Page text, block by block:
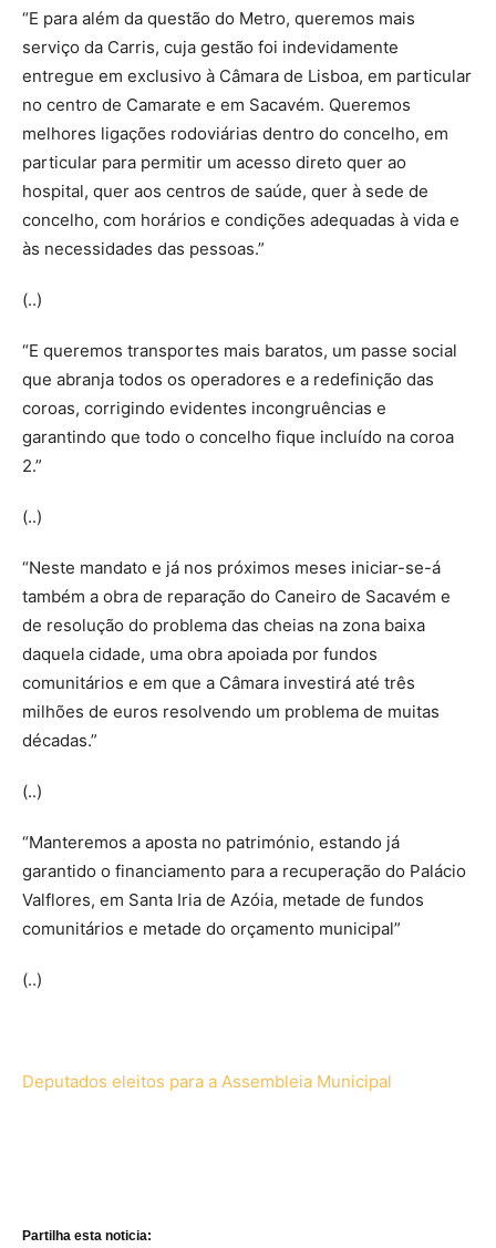
“E para além da questão do Metro, queremos mais
serviço da Carris, cuja gestão foi indevidamente
entregue em exclusivo à Câmara de Lisboa, em particular
no centro de Camarate e em Sacavém. Queremos
melhores ligações rodoviárias dentro do concelho, em
particular para permitir um acesso direto quer ao
hospital, quer aos centros de saúde, quer à sede de
concelho, com horários e condições adequadas à vida e
às necessidades das pessoas.”
(..)
“E queremos transportes mais baratos, um passe social
que abranja todos os operadores e a redefinição das
coroas, corrigindo evidentes incongruências e
garantindo que todo o concelho fique incluído na coroa
2.”
(..)
“Neste mandato e já nos próximos meses iniciar-se-á
também a obra de reparação do Caneiro de Sacavém e
de resolução do problema das cheias na zona baixa
daquela cidade, uma obra apoiada por fundos
comunitários e em que a Câmara investirá até três
milhões de euros resolvendo um problema de muitas
décadas.”
(..)
“Manteremos a aposta no património, estando já
garantido o financiamento para a recuperação do Palácio
Valflores, em Santa Iria de Azóia, metade de fundos
comunitários e metade do orçamento municipal”
(..)
Deputados eleitos para a Assembleia Municipal
Partilha esta noticia: